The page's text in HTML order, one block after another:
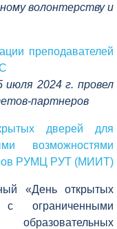
волонтерству и
преподавателей
2024 г. провел
партнеров
дверей для
возможностями
РУМЦ РУТ (МИИТ)
«День открытых
ограниченными